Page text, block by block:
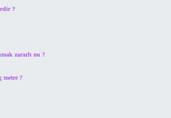
?
zararlı mı ?
metre ?